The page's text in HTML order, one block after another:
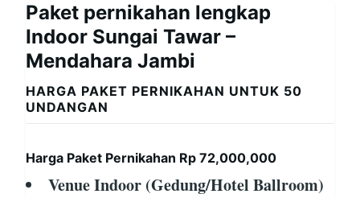
Paket pernikahan lengkap
Indoor Sungai Tawar –
Mendahara Jambi
HARGA PAKET PERNIKAHAN UNTUK 50
UNDANGAN
Harga Paket Pernikahan Rp 72,000,000
Venue Indoor (Gedung/Hotel Ballroom)